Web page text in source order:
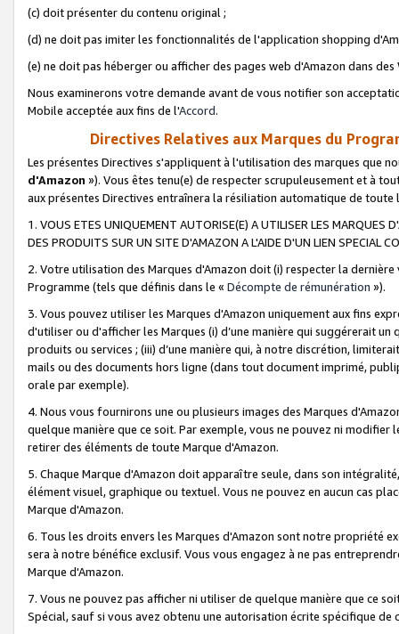
(c) doit présenter du contenu original ;
(d) ne doit pas imiter les fonctionnalités de l'application shopping
(e) ne doit pas héberger ou afficher des pages web d'Amazon dans
Nous examinerons votre demande avant de vous notifier son
Mobile acceptée aux fins de l'Accord.
Directives Relatives aux Marques du
Les présentes Directives s'appliquent à l'utilisation des marques que
d'Amazon »). Vous êtes tenu(e) de respecter scrupuleusement et à
aux présentes Directives entraînera la résiliation automatique de
1. VOUS ETES UNIQUEMENT AUTORISE(E) A UTILISER LES MARQUES
DES PRODUITS SUR UN SITE D'AMAZON A L'AIDE D'UN LIEN SPECIAL
2. Votre utilisation des Marques d'Amazon doit (i) respecter la
Programme (tels que définis dans le « Décompte de rémunération »).
3. Vous pouvez utiliser les Marques d'Amazon uniquement aux fins
d'utiliser ou d'afficher les Marques (i) d’une manière qui suggérerait
produits ou services ; (iii) d’une manière qui, à notre discrétion,
mails ou des documents hors ligne (dans tout document imprimé,
orale par exemple).
4. Nous vous fournirons une ou plusieurs images des Marques
quelque manière que ce soit. Par exemple, vous ne pouvez ni
retirer des éléments de toute Marque d'Amazon.
5. Chaque Marque d'Amazon doit apparaître seule, dans son
élément visuel, graphique ou textuel. Vous ne pouvez en aucun cas
Marque d'Amazon.
6. Tous les droits envers les Marques d'Amazon sont notre propriété
sera à notre bénéfice exclusif. Vous vous engagez à ne pas
Marque d'Amazon.
7. Vous ne pouvez pas afficher ni utiliser de quelque manière que ce
Spécial, sauf si vous avez obtenu une autorisation écrite spécifique de